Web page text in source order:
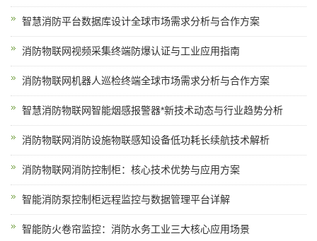
智慧消防平台数据库设计全球市场需求分析与合作方案
消防物联网视频采集终端防爆认证与工业应用指南
消防物联网机器人巡检终端全球市场需求分析与合作方案
智慧消防物联网智能烟感报警器*新技术动态与行业趋势分析
消防物联网消防设施物联感知设备低功耗长续航技术解析
消防物联网消防控制柜：核心技术优势与应用方案
智能消防泵控制柜远程监控与数据管理平台详解
智能防火卷帘监控：消防水务工业三大核心应用场景